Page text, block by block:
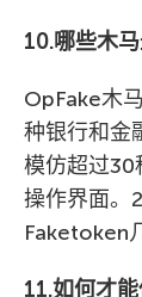
10.哪些木马
OpFake木
种银行和金
模仿超过30
操作界面。
Faketoken
11.如何才